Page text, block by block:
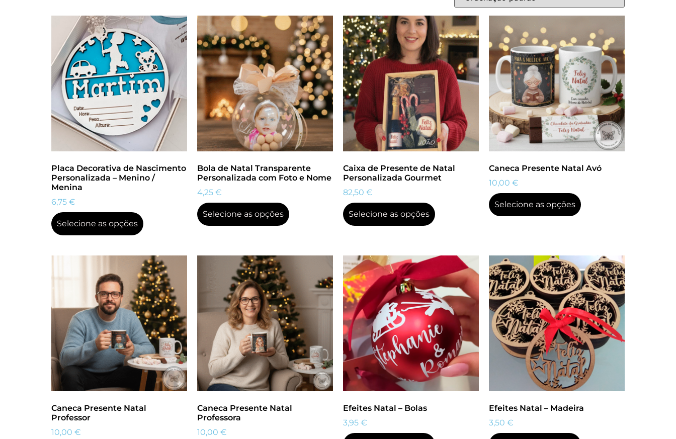
Placa Decorativa de Nascimento
Personalizada – Menino /
Menina
6,75 €
Selecione as opções
Bola de Natal Transparente
Personalizada com Foto e Nome
4,25 €
Selecione as opções
Caixa de Presente de Natal
Personalizada Gourmet
82,50 €
Selecione as opções
Caneca Presente Natal Avó
10,00 €
Selecione as opções
Caneca Presente Natal
Professor
10,00 €
Caneca Presente Natal
Professora
10,00 €
Efeites Natal – Bolas
3,95 €
Efeites Natal – Madeira
3,50 €